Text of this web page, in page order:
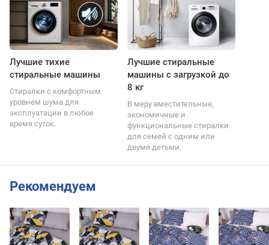
Лучшие тихие
стиральные машины
Стиралки с комфортным
уровнем шума для
эксплуатации в любое
время суток.
Лучшие стиральные
машины с загрузкой до
8 кг
В меру вместительные,
экономичные и
функциональные стиралки
для семей с одним или
двумя детьми.
Рекомендуем